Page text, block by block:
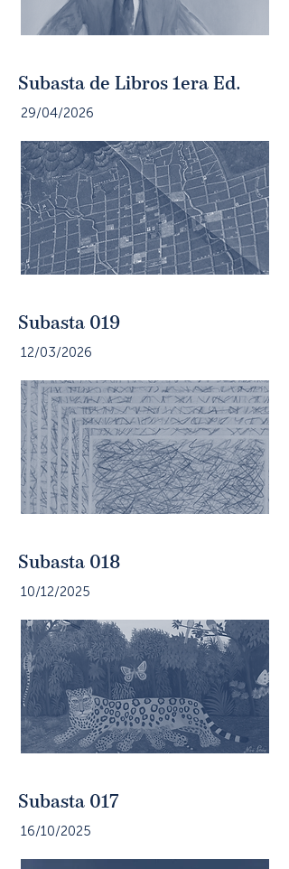
Subasta de Libros 1era Ed.
29/04/2026
Subasta 019
12/03/2026
Subasta 018
10/12/2025
Subasta 017
16/10/2025